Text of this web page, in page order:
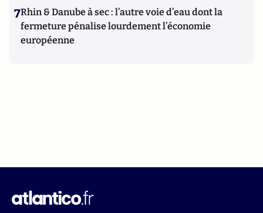
7Rhin & Danube à sec : l’autre voie d’eau dont la
fermeture pénalise lourdement l’économie
européenne